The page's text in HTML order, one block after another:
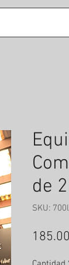
de
SKU: